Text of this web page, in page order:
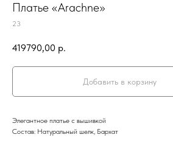
Платье «Arachne»
23
419790,00 р.
Добавить в корзину
Элегантное платье с вышивкой
Состав: Натуральный шелк, Бархат